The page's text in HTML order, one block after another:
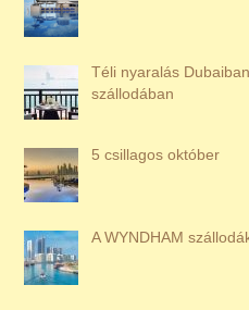
Téli nyaralás
szállodában
5 csillagos október
A WYNDHAM